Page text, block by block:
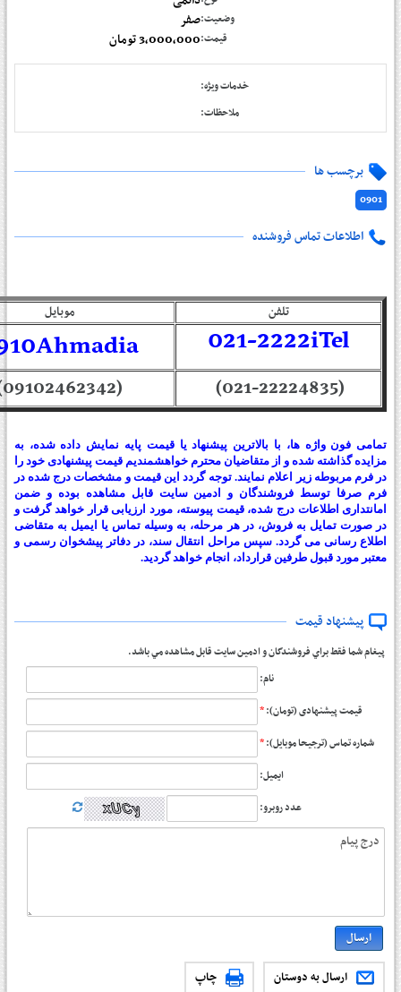
وضعیت:صفر
قیمت:3,000,000 تومان
خدمات ویژه:
ملاحظات:
برچسب ها
0901
اطلاعات تماس فروشنده
تلفن موبایل
021-2222iTel
(021-22224835)
(09102462342)
تمامی فون واژه ها، با بالاترین پیشنهاد یا قیمت پایه نمایش داده شده، به
مزایده گذاشته شده و از متقاضیان محترم خواهشمندیم قیمت پیشنهادی خود را
در فرم مربوطه زیر اعلام نمایند. توجه گردد این قیمت و مشخصات درج شده در
فرم صرفا توسط فروشندگان و ادمین سایت قابل مشاهده بوده و ضمن
امانتداری اطلاعات درج شده، قیمت پیوسته، مورد ارزیابی قرار خواهد گرفت و
در صورت تمایل به فروش، در هر مرحله، به وسیله تماس یا ایمیل به متقاضی
اطلاع رسانی می گردد. سپس مراحل انتقال سند، در دفاتر پیشخوان رسمی و
معتبر مورد قبول طرفین قرارداد، انجام خواهد گردید.
پیشنهاد قیمت
پيغام شما فقط براي فروشندگان و ادمين سايت قابل مشاهده مي باشد.
نام:
قیمت پیشنهادی (تومان):*
شماره تماس (ترجیحا موبایل):*
ایمیل:
عدد روبرو:
ارسال به دوستان چاپ